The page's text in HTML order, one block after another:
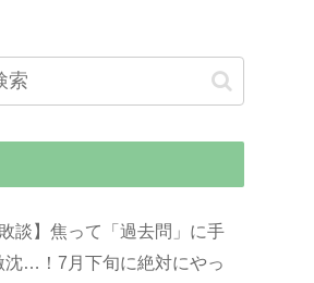
談】焦って「過去問」に手
沈…！7月下旬に絶対にやっ